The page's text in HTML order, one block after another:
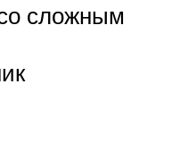
сложным